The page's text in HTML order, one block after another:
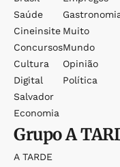
Saúde
Cineinsite
Concursos
Cultura
Digital
Salvador
Economia
Muito
Mundo
Opinião
Política
GrupoA
A TARDE